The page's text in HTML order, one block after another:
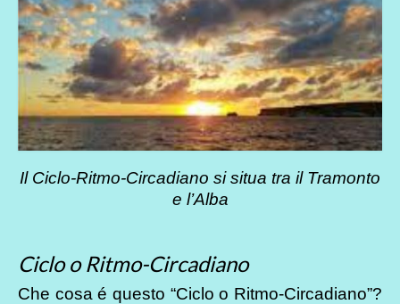
Il Ciclo-Ritmo-Circadiano si situa tra il Tramonto
e l’Alba
Ciclo o Ritmo-Circadiano
Che cosa é questo “Ciclo o Ritmo-Circadiano”?